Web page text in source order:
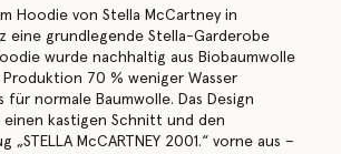
Hoodie von Stella McCartney in
eine grundlegende Stella-Garderobe
wurde nachhaltig aus Biobaumwolle
70 % weniger Wasser
für normale Baumwolle. Das Design
kastigen Schnitt und den
McCARTNEY 2001.“ vorne aus –